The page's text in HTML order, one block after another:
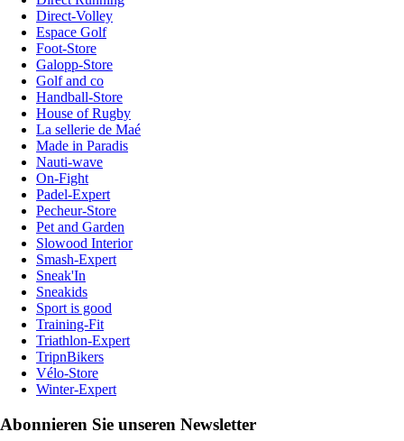
Direct-Volley
Espace Golf
Foot-Store
Galopp-Store
Golf and co
Handball-Store
House of Rugby
La sellerie de Maé
Made in Paradis
Nauti-wave
On-Fight
Padel-Expert
Pecheur-Store
Pet and Garden
Slowood Interior
Smash-Expert
Sneak'In
Sneakids
Sport is good
Training-Fit
Triathlon-Expert
TripnBikers
Vélo-Store
Winter-Expert
Abonnieren Sie unseren Newsletter